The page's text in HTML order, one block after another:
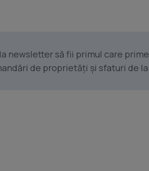
newsletter să fii primul care
de proprietăți și sfaturi de